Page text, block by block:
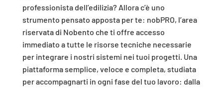
professionista dell’edilizia? Allora c’è uno
strumento pensato apposta per te: nobPRO, l’area
riservata di Nobento che ti offre accesso
immediato a tutte le risorse tecniche necessarie
per integrare i nostri sistemi nei tuoi progetti. Una
piattaforma semplice, veloce e completa, studiata
per accompagnarti in ogni fase del tuo lavoro: dalla